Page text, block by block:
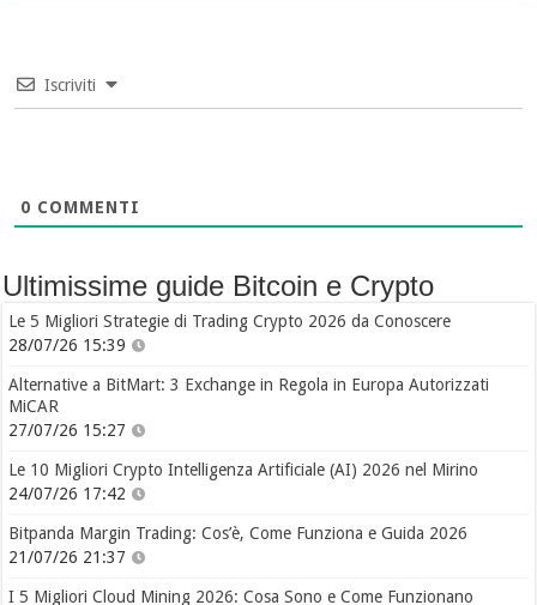
Iscriviti
0 COMMENTI
Ultimissime guide Bitcoin e Crypto
Le 5 Migliori Strategie di Trading Crypto 2026 da Conoscere
28/07/26 15:39
Alternative a BitMart: 3 Exchange in Regola in Europa Autorizzati
MiCAR
27/07/26 15:27
Le 10 Migliori Crypto Intelligenza Artificiale (AI) 2026 nel Mirino
24/07/26 17:42
Bitpanda Margin Trading: Cos’è, Come Funziona e Guida 2026
21/07/26 21:37
I 5 Migliori Cloud Mining 2026: Cosa Sono e Come Funzionano